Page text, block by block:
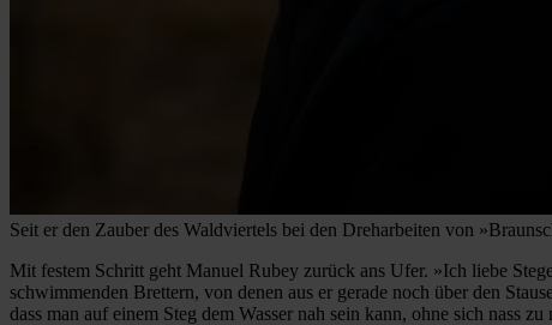
Seit er den Zauber des Waldviertels bei den Dreharbeiten von
Mit festem Schritt geht Manuel Rubey zurück ans Ufer. »Ich liebe
schwimmenden Brettern, von denen aus er gerade noch über den
dass man auf einem Steg dem Wasser nah sein kann, ohne sich nass zu